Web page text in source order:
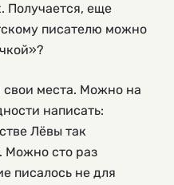
Получается, еще
писателю можно
свои места. Можно на
написать:
Лёвы так
Можно сто раз
писалось не для